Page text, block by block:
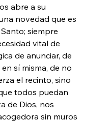
abre a su
novedad que es
siempre
vital de
de anunciar, de
sí misma, de no
el recinto, sino
todos puedan
de Dios, nos
sin muros